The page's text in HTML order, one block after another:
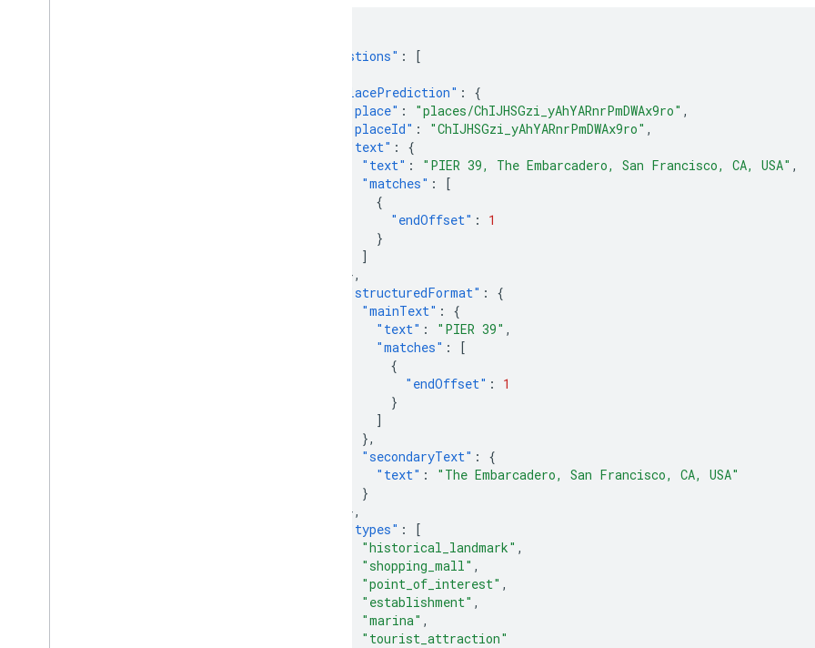
"suggestions" :
[
"placePrediction" :
{
"place" : "places/ChIJHSGzi_yAhYARnrPmDWAx9ro" ,
"placeId" : "ChIJHSGzi_yAhYARnrPmDWAx9ro" ,
"text" :
{
"text" : "PIER 39, The Embarcadero, San Francisco, CA, USA" ,
"matches" :
[
{
"endOffset" :
1
}
]
},
"structuredFormat" :
{
"mainText" :
{
"text" : "PIER 39" ,
"matches" :
[
{
"endOffset" :
1
}
]
},
"secondaryText" :
{
"text" :
"The Embarcadero, San Francisco, CA, USA"
}
},
"types" :
[
"historical_landmark" ,
"shopping_mall" ,
"point_of_interest" ,
"establishment" ,
"marina" ,
"tourist_attraction"